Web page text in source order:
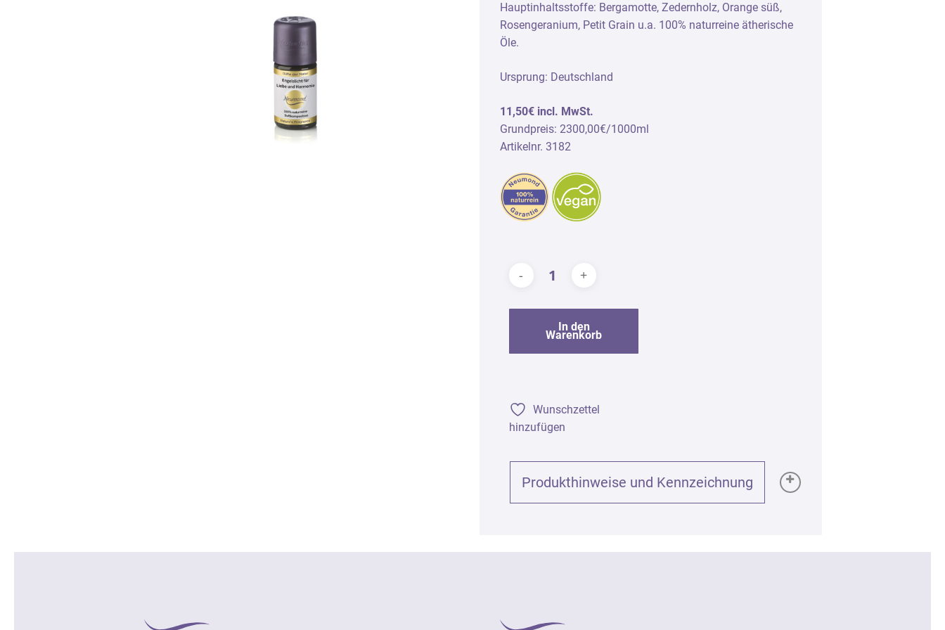
Mundpflege
Engelslicht Naturparfum
Duftvliese
Zubehör
Hauptinhaltsstoffe: Bergamotte, Zedernholz, Orange süß,
Rosengeranium, Petit Grain u.a. 100% naturreine ätherische
Öle.
Ursprung: Deutschland
11,50€ incl. MwSt.
Grundpreis: 2300,00€/1000ml
Artikelnr. 3182
In den
Warenkorb
Wunschzettel
hinzufügen
Produkthinweise und Kennzeichnung
Engelslicht für Liebe und Harmonie, 5ml
Komposition 100% naturreiner ätherischer Öle zur